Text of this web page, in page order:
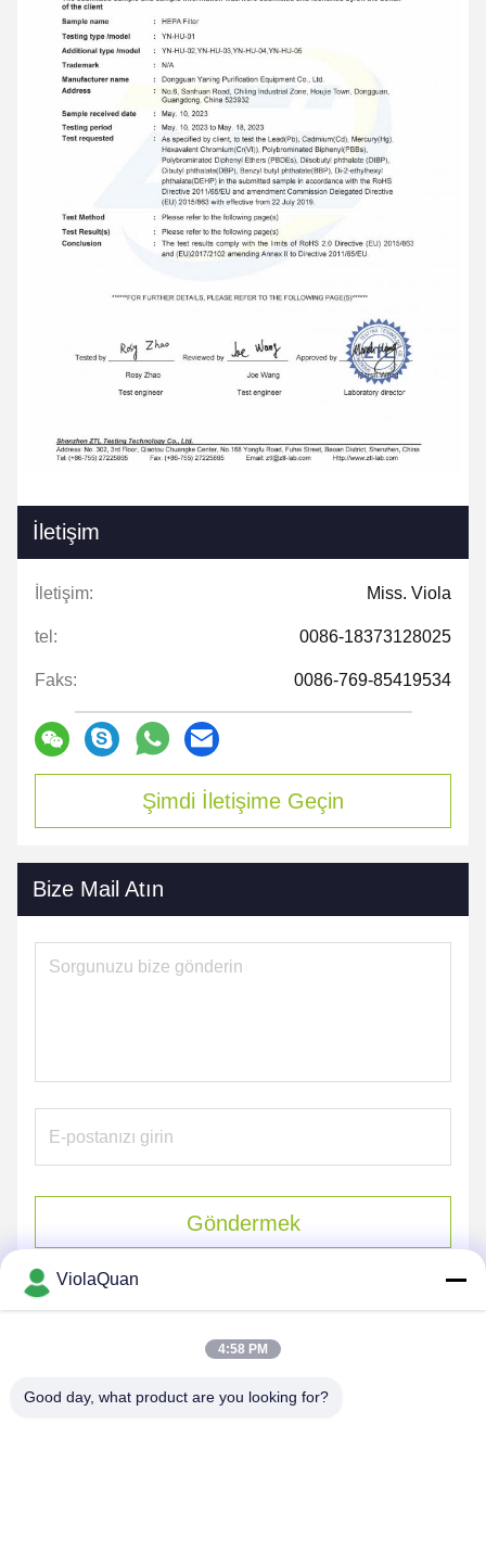
İletişim
İletişim: Miss. Viola
tel: 0086-18373128025
Faks: 0086-769-85419534
Şimdi İletişime Geçin
Bize Mail Atın
Göndermek
ViolaQuan
4:58 PM
Good day, what product are you looking for?